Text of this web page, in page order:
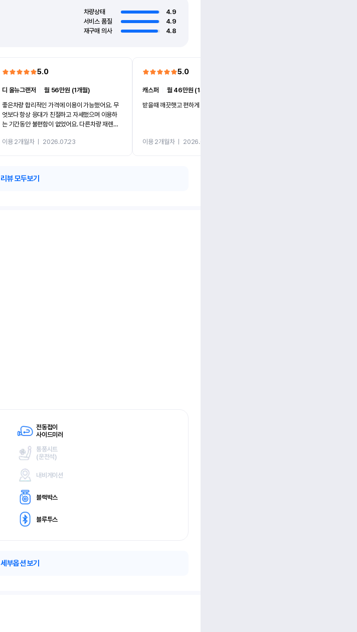
차량상태
4.9
서비스 품질
4.9
재구매 의사
4.8
5.0
디 올뉴그랜저 ㅣ월 56만원 (1개월)
좋은차량 합리적인 가격에 이용이 가능했어요. 무
엇보다 항상 응대가 친절하고 자세했으며 이용하
는 기간동안 불편함이 없었어요. 다른차량 재렌트
카 렌트 고민없이 강추합니다!!
이용 2개월차ㅣ 2026.07.23
5.0
캐스퍼
월 46만원 (1개월)
받을때 깨끗햇고 편하게 잘이용했습니다!
이용 2개월차ㅣ 2026.07.08
리뷰 모두보기
전동접이
사이드미러
통풍시트
(운전석)
내비게이션
블랙박스
블루투스
세부옵션 보기